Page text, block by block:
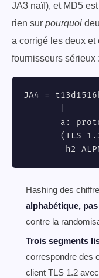
JA3 naïf), et MD5
rien sur pourquoi
a corrigé les deux
fournisseurs sérieux :
JA4 =
a:
(TLS
h2
Hashing des
alphabétique,
contre la
Trois segments
correspondre des
client TLS 1.2